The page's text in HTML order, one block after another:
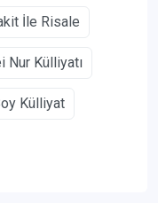
İle Risale
Nur Külliyatı
Külliyat